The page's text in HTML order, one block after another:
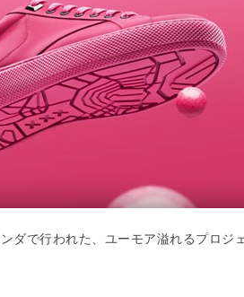
ダで行われた、ユーモア溢れるプロジ